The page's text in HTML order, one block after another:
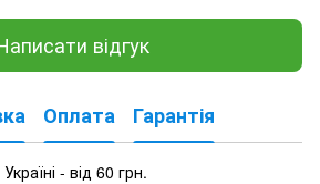
відгук
Оплата Гарантія
- від 60 грн.